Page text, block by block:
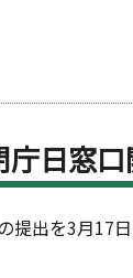
日窓口
出を3月17